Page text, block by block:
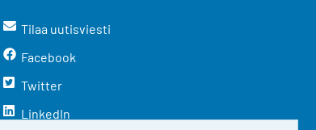
Tilaa uutisviesti
Facebook
Twitter
LinkedIn